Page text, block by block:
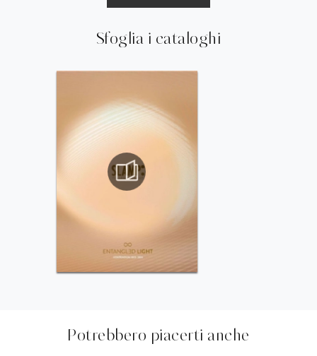
Sfoglia i cataloghi
Potrebbero piacerti anche